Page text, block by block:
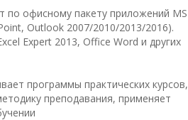
по офисному пакету приложений MS
Outlook 2007/2010/2013/2016).
Expert 2013, Office Word и других
программы практических курсов,
преподавания, применяет